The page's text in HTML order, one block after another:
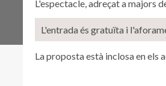
L'espectacle, adreçat a majors
L'entrada és gratuïta i
La proposta està inclosa en els